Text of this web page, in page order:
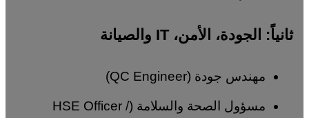
ثانياً: الجودة، الأمن، IT والصيانة
مهندس جودة (QC Engineer)
مسؤول الصحة والسلامة (HSE Officer /